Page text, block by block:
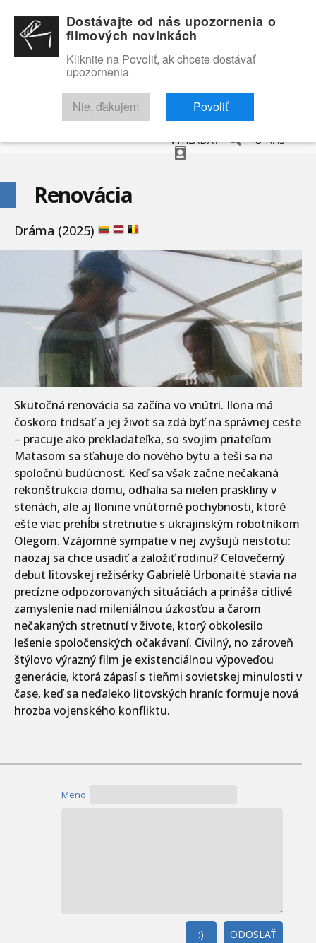
RECENZIE TRAILERY FILMOVÁ DATABÁZA
VYHĽADAŤ O NÁS
Renovácia
Dráma (2025)
Skutočná renovácia sa začína vo vnútri. Ilona má
čoskoro tridsať a jej život sa zdá byť na správnej ceste
– pracuje ako prekladateľka, so svojím priateľom
Matasom sa sťahuje do nového bytu a teší sa na
spoločnú budúcnosť. Keď sa však začne nečakaná
rekonštrukcia domu, odhalia sa nielen praskliny v
stenách, ale aj Ilonine vnútorné pochybnosti, ktoré
ešte viac prehĺbi stretnutie s ukrajinským robotníkom
Olegom. Vzájomné sympatie v nej zvyšujú neistotu:
naozaj sa chce usadiť a založiť rodinu? Celovečerný
debut litovskej režisérky Gabrielė Urbonaitė stavia na
precízne odpozorovaných situáciách a prináša citlivé
zamyslenie nad mileniálnou úzkosťou a čarom
nečakaných stretnutí v živote, ktorý obkolesilo
lešenie spoločenských očakávaní. Civilný, no zároveň
štýlovo výrazný film je existenciálnou výpoveďou
generácie, ktorá zápasí s tieňmi sovietskej minulosti v
čase, keď sa neďaleko litovských hraníc formuje nová
hrozba vojenského konfliktu.
Meno:
ODOSLAŤ
:)
Dostávajte od nás upozornenia o
filmových novinkách
Kliknite na Povoliť, ak chcete dostávať
upozornenia
Nie, ďakujem Povoliť